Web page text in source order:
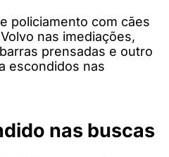
policiamento com cães
nas imediações,
prensadas e outro
escondidos nas
nas buscas